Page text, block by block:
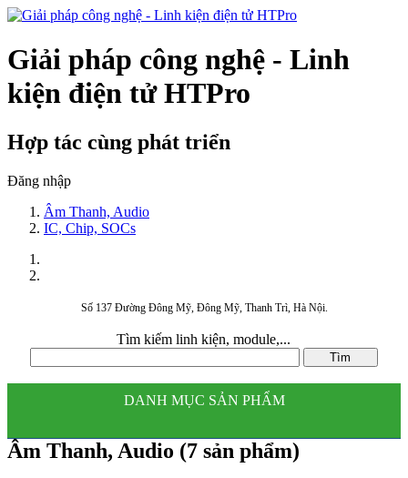
Giải pháp công nghệ - Linh
kiện điện tử HTPro
Hợp tác cùng phát triển
Đăng nhập
Âm Thanh, Audio
IC, Chip, SOCs
Số 137 Đường Đông Mỹ, Đông Mỹ, Thanh Trì, Hà Nội.
Tìm kiếm linh kiện, module,...
DANH MỤC SẢN PHẨM
Âm Thanh, Audio (7 sản phẩm)